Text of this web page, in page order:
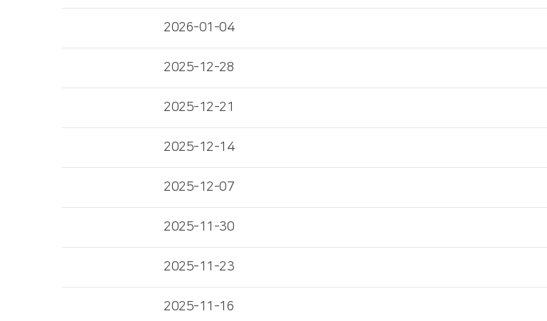
2026-01-04
2025-12-28
2025-12-21
2025-12-14
2025-12-07
2025-11-30
2025-11-23
2025-11-16